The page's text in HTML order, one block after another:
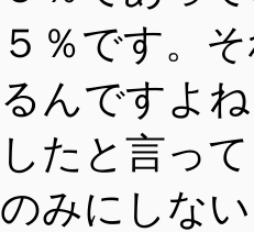
５％です。
るんですよ
したと言っ
のみにしな